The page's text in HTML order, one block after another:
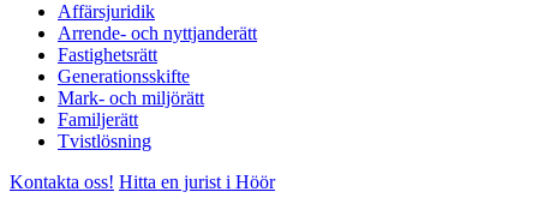
Affärsjuridik
Arrende- och nyttjanderätt
Fastighetsrätt
Generationsskifte
Mark- och miljörätt
Familjerätt
Tvistlösning
Kontakta oss! Hitta en jurist i Höör